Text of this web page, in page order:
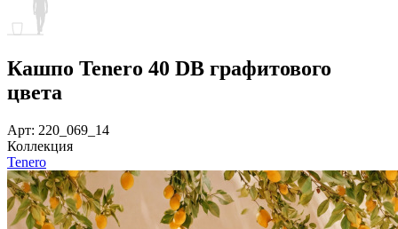
Кашпо Tenero 40 DB графитового
цвета
Арт: 220_069_14
Коллекция
Tenero